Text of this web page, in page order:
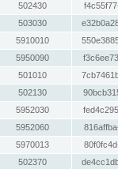
502430
503030
5910010
5950090
501010
502130
5952030
5952060
5970013
502370